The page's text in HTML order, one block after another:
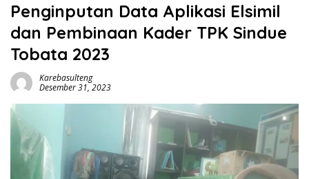
Penginputan Data Aplikasi Elsimil
dan Pembinaan Kader TPK Sindue
Tobata 2023
Karebasulteng
Desember 31, 2023